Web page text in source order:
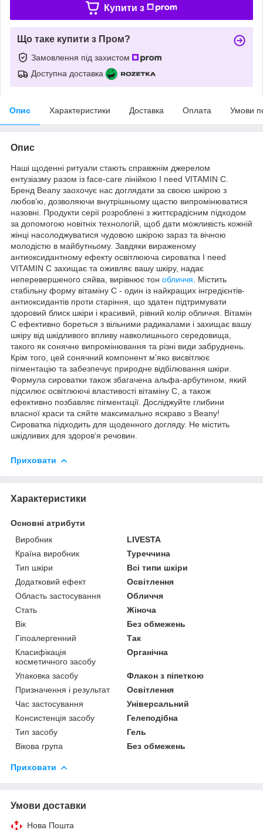
Купити з
Що таке купити з Пром?
Замовлення під захистом
Доступна доставка
Опис Характеристики Доставка Оплата Умови
Опис
Наші щоденні ритуали стають справжнім джерелом
ентузіазму разом із face-care лінійкою I need VITAMIN C.
Бренд Beany заохочує нас доглядати за своєю шкірою з
любов’ю, дозволяючи внутрішньому щастю випромінюватися
назовні. Продукти серії розроблені з життєрадісним підходом
за допомогою новітніх технологій, щоб дати можливість кожній
жінці насолоджуватися чудовою шкірою зараз та вічною
молодістю в майбутньому. Завдяки вираженому
антиоксидантному ефекту освітлююча сироватка I need
VITAMIN C захищає та оживляє вашу шкіру, надає
неперевершеного сяйва, вирівнює тон обличчя . Містить
стабільну форму вітаміну С - один із найкращих інгредієнтів-
антиоксидантів проти старіння, що здатен підтримувати
здоровий блиск шкіри і красивий, рівний колір обличчя. Вітамін
С ефективно бореться з вільними радикалами і захищає вашу
шкіру від шкідливого впливу навколишнього середовища,
такого як сонячне випромінювання та різні види забруднень.
Крім того, цей сонячний компонент м’яко висвітлює
пігментацію та забезпечує природне відбілювання шкіри.
Формула сироватки також збагачена альфа-арбутином, який
підсилює освітлюючі властивості вітаміну С, а також
ефективно позбавляє пігментації. Досліджуйте глибини
власної краси та сяйте максимально яскраво з Beany!
Сироватка підходить для щоденного догляду. Не містить
шкідливих для здоров‘я речовин.
Приховати
Характеристики
Основні атрибути
Виробник
LIVESTA
Країна виробник
Туреччина
Тип шкіри
Всі типи шкіри
Додатковий ефект
Освітлення
Область застосування
Обличчя
Стать
Жіноча
Вік
Без обмежень
Гіпоалергенний
Так
Класифікація
косметичного засобу
Органічна
Упаковка засобу
Флакон з піпеткою
Призначення і результат
Освітлення
Час застосування
Універсальний
Консистенція засобу
Гелеподібна
Тип засобу
Гель
Вікова група
Без обмежень
Приховати
Умови доставки
Нова Пошта